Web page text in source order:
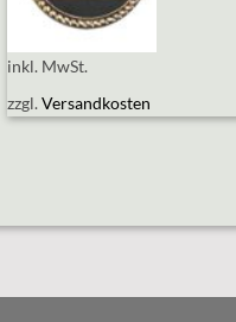
inkl. MwSt.
zzgl.Versandkosten